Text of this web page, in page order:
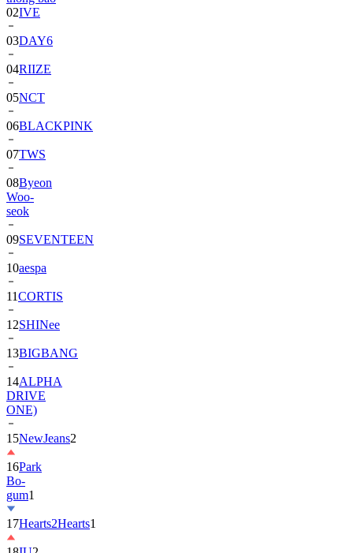
03DAY6
04RIIZE
05NCT
06BLACKPINK
07TWS
08Byeon
Woo-
seok
09SEVENTEEN
10aespa
11CORTIS
12SHINee
13BIGBANG
14ALPHA
DRIVE
ONE)
15NewJeans
16Park
Bo-
gum1
17Hearts2Hearts
18IU2